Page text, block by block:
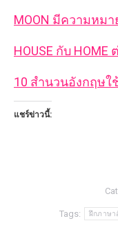
MOON มีความหม
HOUSE กับ
10 สำนวนอังกฤษ
แชร์ข่าวนี้:
Tags: ฝึกภาษา